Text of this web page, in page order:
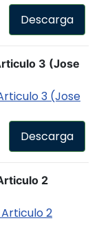
Descarga
3 (Jose
3 (Jose
Descarga
2
Articulo 2